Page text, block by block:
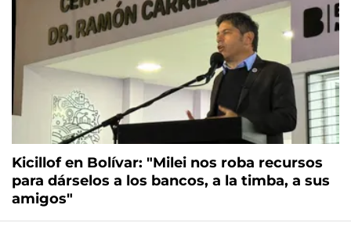
Kicillof en Bolívar: "Milei nos roba recursos
para dárselos a los bancos, a la timba, a sus
amigos"